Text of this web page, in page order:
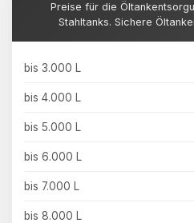
Preise für die
Stahltanks. Sichere
bis 3.000 L
bis 4.000 L
bis 5.000 L
bis 6.000 L
bis 7.000 L
bis 8.000 L